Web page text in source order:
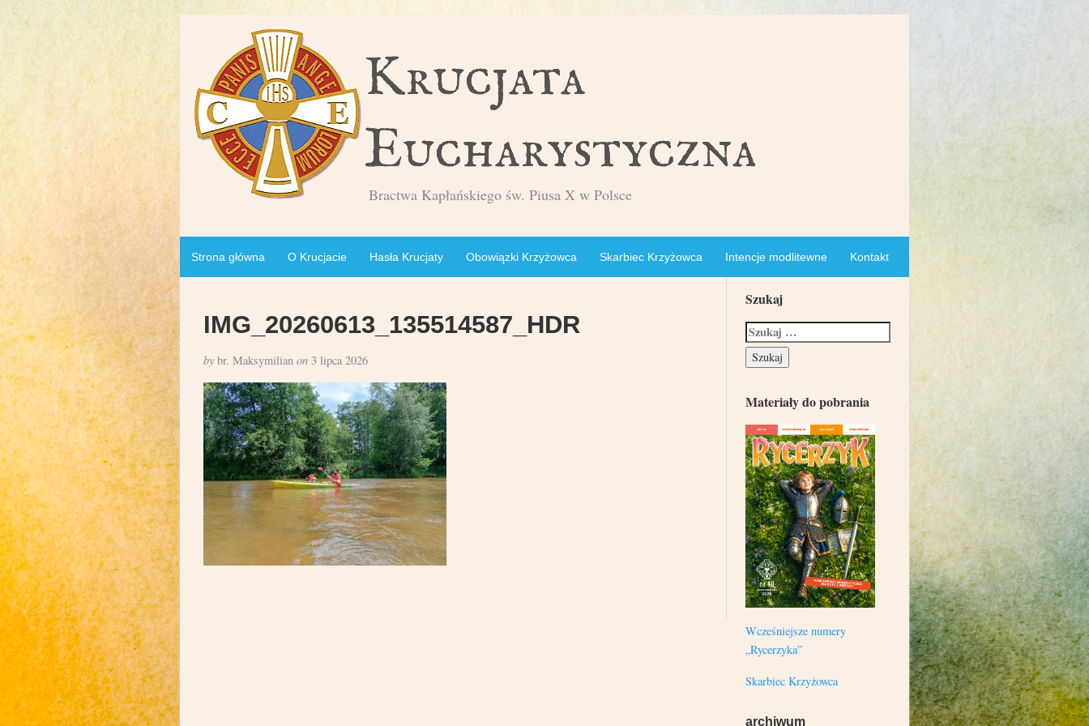
Bractwa Kapłańskiego św. Piusa X w Polsce
Strona główna O Krucjacie Hasła Krucjaty Obowiązki Krzyżowca Skarbiec Krzyżowca Intencje modlitewne Kontakt
IMG_20260613_135514587_HDR
bybr. Maksymilian on3 lipca 2026
Szukaj
Materiały do pobrania
Wcześniejsze numery
„Rycerzyka”
Skarbiec Krzyżowca
archiwum